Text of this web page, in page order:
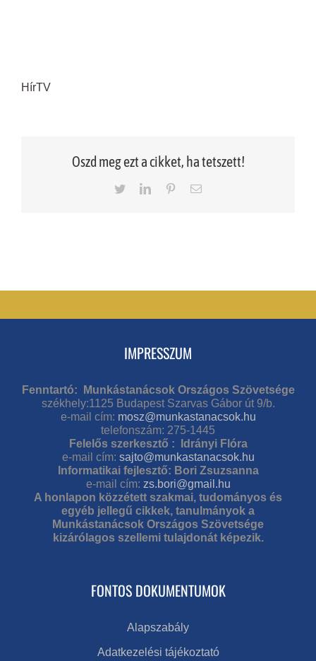
HírTV
Oszd meg ezt a cikket, ha tetszett!
TwitterLinkedInPinterestEmail
IMPRESSZUM
Fenntartó: Munkástanácsok Országos Szövetsége
székhely:1125 Budapest Szarvas Gábor út 9/b.
e-mail cím: mosz@munkastanacsok.hu
telefonszám: 275-1445
Felelős szerkesztő : Idrányi Flóra
e-mail cím: sajto@munkastanacsok.hu
Informatikai fejlesztő: Bori Zsuzsanna
e-mail cím: zs.bori@gmail.hu
A honlapon közzétett szakmai, tudományos és
egyéb jellegű cikkek, tanulmányok a
Munkástanácsok Országos Szövetsége
kizárólagos szellemi tulajdonát képezik.
FONTOS DOKUMENTUMOK
Alapszabály
Adatkezelési tájékoztató